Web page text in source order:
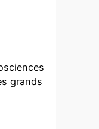
grands